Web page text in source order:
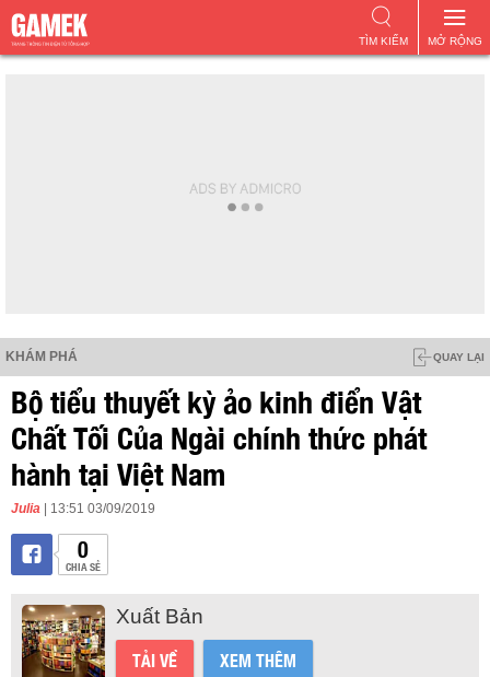
MỞ RỘNG
TÌM KIẾM
KHÁM PHÁ QUAY LẠI
Bộ tiểu thuyết kỳ ảo kinh điển Vật
Chất Tối Của Ngài chính thức phát
hành tại Việt Nam
Julia | 13:51 03/09/2019
0
CHIA SẺ
Xuất Bản
TẢI VỀ XEM THÊM